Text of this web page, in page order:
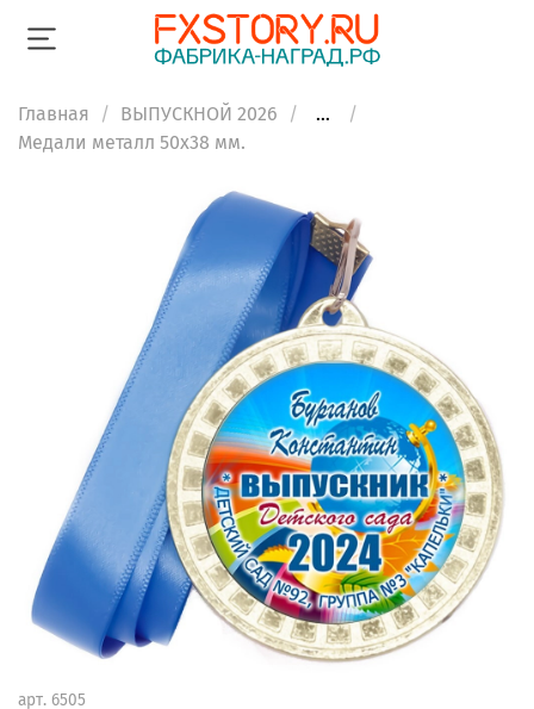
Главная ВЫПУСКНОЙ 2026
...
Медали металл 50х38 мм.
арт. 6505